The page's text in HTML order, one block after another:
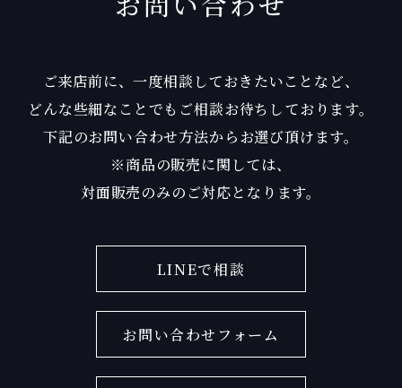
ご来店前に、一度相談しておきたいことなど、
どんな些細なことでもご相談お待ちしております。
下記のお問い合わせ方法からお選び頂けます。
※商品の販売に関しては、
対面販売のみのご対応となります。
LINEで相談
お問い合わせフォーム